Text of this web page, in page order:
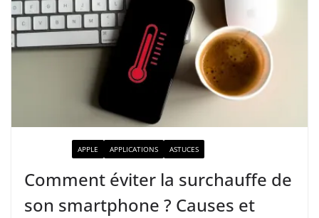
APPLE APPLICATIONS ASTUCES
Comment éviter la surchauffe de
son smartphone ? Causes et